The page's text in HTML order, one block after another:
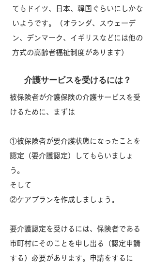
てもドイツ、日本、韓国ぐらいにしかな
いようです。（オランダ、スウェーデ
ン、デンマーク、イギリスなどには他の
方式の高齢者福祉制度があります）
介護サービスを受けるには？
被保険者が介護保険の介護サービスを受
けるために、まずは
①被保険者が要介護状態になったことを
認定（要介護認定）してもらいましょ
う。
そして
②ケアプランを作成しましょう。
要介護認定を受けるには、保険者である
市町村にそのことを申し出る（認定申請
する）必要があります。申請をするに